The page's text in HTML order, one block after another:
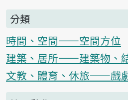
分類
時間、空間——空間方位
建築、居所——建築物、
文教、體育、休旅——戲